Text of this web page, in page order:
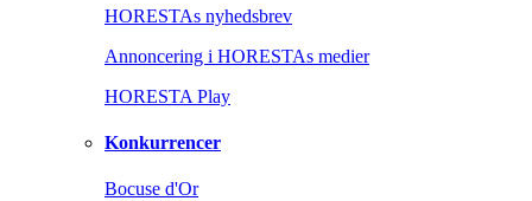
HORESTAs nyhedsbrev
Annoncering i HORESTAs medier
HORESTA Play
Konkurrencer
Bocuse d'Or